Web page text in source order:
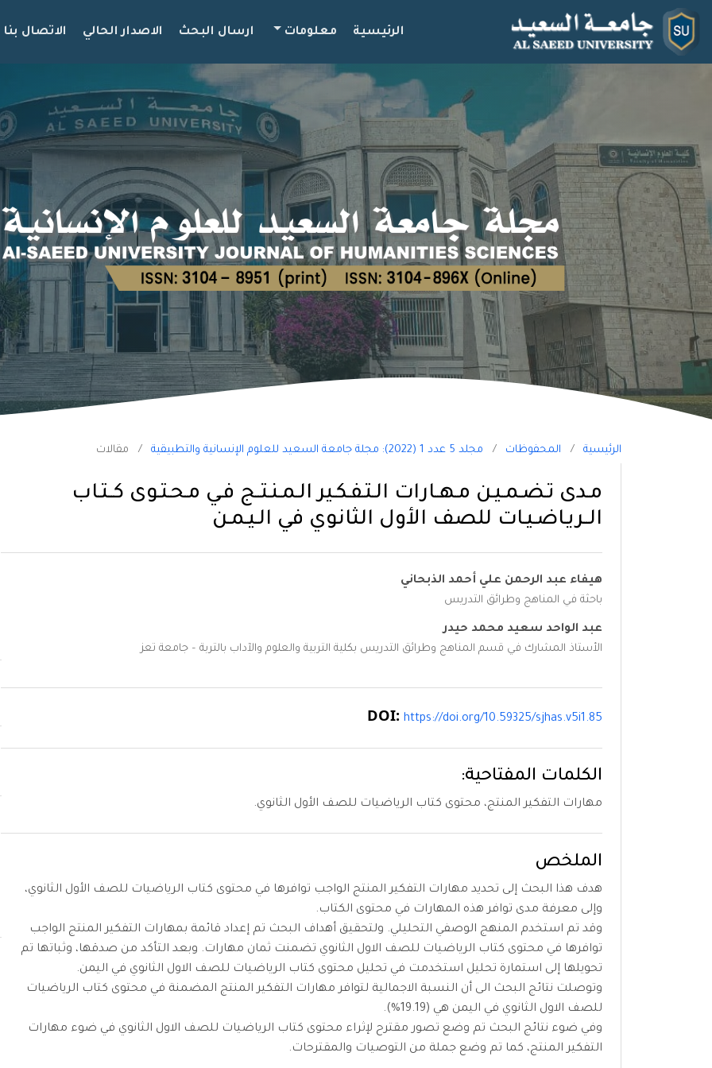
الرئيسية معلومات ارسال البحث الاصدار الحالي الاتصال بنا
الرئيسية / المحفوظات / مجلد 5 عدد 1 (2022): مجلة جامعة السعيد للعلوم الإنسانية والتطبيقية / مقالات
مـدى تـضـمـيـن مـهــارات الـتـفـكـير الـمـنـتــج فـي مـحـتـوى كــتـاب
الــريـاضـيـات للصف الأول الثانوي في الـيـمـن
هيفاء عبد الرحمن علي أحمد الذبحاني
باحثة في المناهج وطرائق التدريس
عبد الواحد سعيد محمد حيدر
الأستاذ المشارك في قسم المناهج وطرائق التدريس بكلية التربية والعلوم والآداب بالتربة – جامعة تعز
DOI:https://doi.org/10.59325/sjhas.v5i1.85
الكلمات المفتاحية:
مهارات التفكير المنتج، محتوى كتاب الرياضيات للصف الأول الثانوي.
الملخص
هدف هذا البحث إلى تحديد مهارات التفكير المنتج الواجب توافرها في محتوى كتاب الرياضيات للصف الأول الثانوي،
وإلى معرفة مدى توافر هذه المهارات في محتوى الكتاب.
وقد تم استخدم المنهج الوصفي التحليلي. ولتحقيق أهداف البحث تم إعداد قائمة بمهارات التفكير المنتج الواجب
توافرها في محتوى كتاب الرياضيات للصف الاول الثانوي تضمنت ثمان مهارات. وبعد التأكد من صدقها، وثباتها تم
تحويلها إلى استمارة تحليل استخدمت في تحليل محتوى كتاب الرياضيات للصف الاول الثانوي في اليمن.
وتوصلت نتائج البحث الى أن النسبة الاجمالية لتوافر مهارات التفكير المنتج المضمنة في محتوى كتاب الرياضيات
للصف الاول الثانوي في اليمن هي (19.19%).
وفي ضوء نتائج البحث تم وضع تصور مقترح لإثراء محتوى كتاب الرياضيات للصف الاول الثانوي في ضوء مهارات
التفكير المنتج، كما تم وضع جملة من التوصيات والمقترحات.